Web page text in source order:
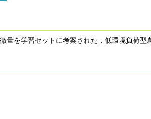
を学習セットに考案された，低環境負荷